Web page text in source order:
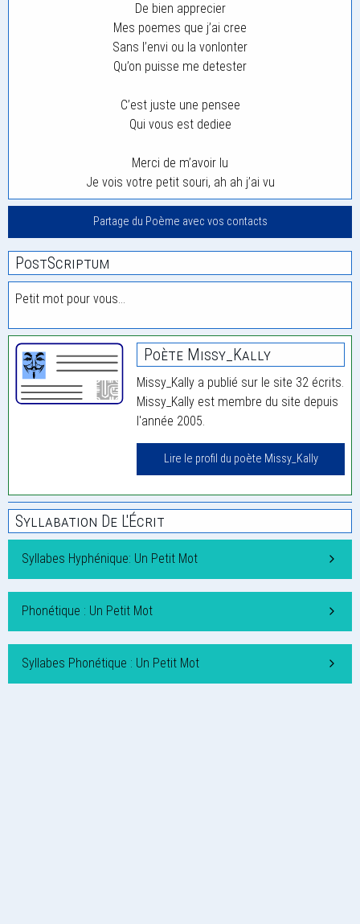
De bien apprecier
Mes poemes que j’ai cree
Sans l’envi ou la vonlonter
Qu’on puisse me detester
C’est juste une pensee
Qui vous est dediee
Merci de m’avoir lu
Je vois votre petit souri, ah ah j’ai vu
Partage du Poème avec vos contacts
PostScriptum
Petit mot pour vous…
Poète Missy_Kally
Missy_Kally a publié sur le site 32 écrits.
Missy_Kally est membre du site depuis
l'année 2005.
Lire le profil du poète Missy_Kally
Syllabation De L'Écrit
Syllabes Hyphénique: Un Petit Mot
Phonétique : Un Petit Mot
Syllabes Phonétique : Un Petit Mot